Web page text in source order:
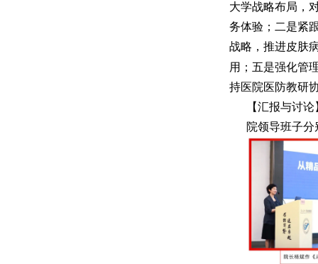
大学战略布局，
务体验；二是紧
战略，推进皮肤
用；五是强化管
持医院医防教研
【汇报与讨论
院领导班子